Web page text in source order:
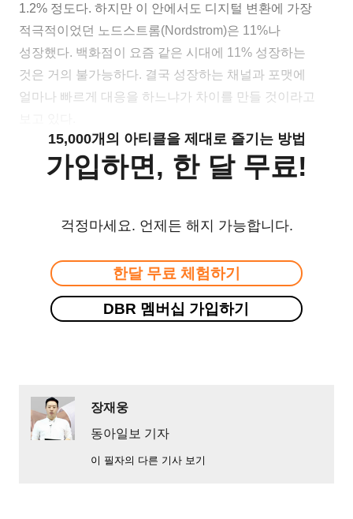
1.2% 정도다. 하지만 이 안에서도 디지털 변환에 가장
적극적이었던 노드스트롬(Nordstrom)은 11%나
성장했다. 백화점이 요즘 같은 시대에 11% 성장하는
것은 거의 불가능하다. 결국 성장하는 채널과 포맷에
얼마나 빠르게 대응을 하느냐가 차이를 만들 것이라고
15,000개의 아티클을 제대로 즐기는 방법
가입하면, 한 달 무료!
걱정마세요. 언제든 해지 가능합니다.
한달 무료 체험하기
DBR 멤버십 가입하기
장재웅
동아일보 기자
이 필자의 다른 기사 보기